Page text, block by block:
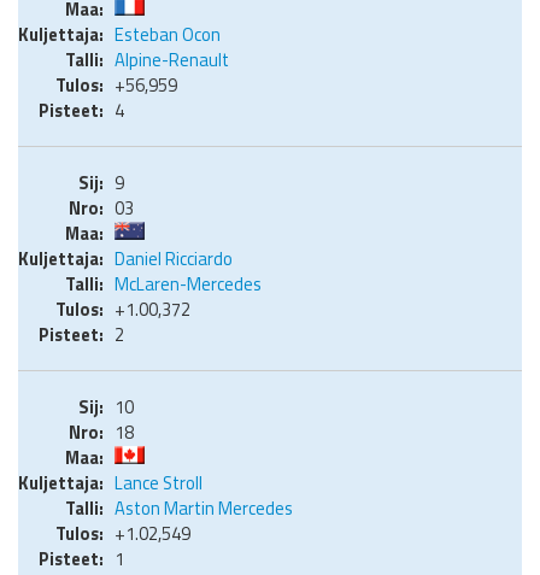
Esteban Ocon
Alpine-Renault
+56,959
4
9
03
Daniel Ricciardo
McLaren-Mercedes
+1.00,372
2
10
18
Lance Stroll
Aston Martin Mercedes
+1.02,549
1